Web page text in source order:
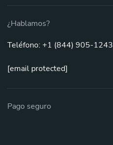
¿Hablamos?
Teléfono: +1 (844) 905-1243
[email protected]
Pago seguro